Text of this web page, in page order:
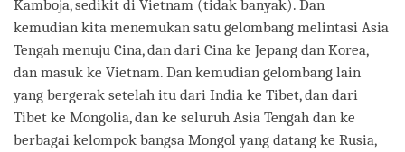
Kamboja, sedikit di Vietnam (tidak banyak). Dan
kemudian kita menemukan satu gelombang melintasi Asia
Tengah menuju Cina, dan dari Cina ke Jepang dan Korea,
dan masuk ke Vietnam. Dan kemudian gelombang lain
yang bergerak setelah itu dari India ke Tibet, dan dari
Tibet ke Mongolia, dan ke seluruh Asia Tengah dan ke
berbagai kelompok bangsa Mongol yang datang ke Rusia,